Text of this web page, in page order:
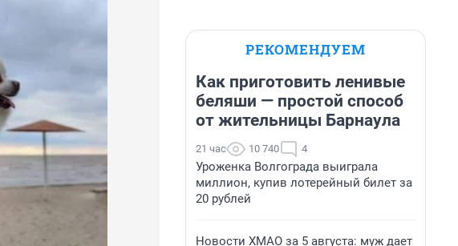
РЕКОМЕНДУЕМ
Как приготовить ленивые
беляши — простой способ
от жительницы Барнаула
21 час 10 740 4
Уроженка Волгограда выиграла
миллион, купив лотерейный билет за
20 рублей
Новости ХМАО за 5 августа: муж дает